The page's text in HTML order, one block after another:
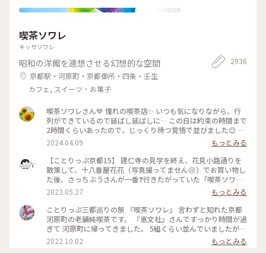
に幸せでした😊 ＊ ギャラリーでは風鈴展が🎐 陶器のブルーの
めぞの #梅園
しい 蜜がたっぷりのみたらし団子はやっぱり 美味しかったで
れます😊 店内の配置を変えられたようで✨ 奥の中庭前の席が2
人席になり 通い始めて幾数年 初めて窓際に座る事ができま
した😊 中庭がいい感じです😊🌳 ＊ うめぞのcafe＆galleryは
ちょっと甘い物が食べたいなぁーと 思う時に足が向いてしま
うお店です😊 #京都カフェ #パフェ活2024 #みたらし団子 #秋
の彩り #クラシカルな街 #私の好きな京都
喫茶ソワレ
キッサソワレ
昭和の洋館を連想させる幻想的な空間
京都駅・河原町・京都御所・四条・壬生
カフェ, スイーツ・お菓子
2936
喫茶ソワレさん💙 憧れの喫茶店✨ いつも気になりながら、行
列ができているので延ばし延ばしに… この日は約束の時間まで
2時間くらいあったので、じっくり待つ覚悟で並びました😊 待
つ間も皆さんの投稿で拝見していた青の世界を想像し、ワクワ
ク💓 結局1時間ほど待ち、店内へ。 1番奥の、部屋が見渡せる
席に着きました。 深く青く、まるで別世界に入ったようです
💙 ぶどうの透かし彫りやライトもクラシックでキレイ✨ 頼ん
だのはご存じゼリーポンチ🌈✨ キレイ～✨ 優しいランプの明か
りにかざすとキラキラします✨ ゼリーの懐かしい感じや優しい
炭酸もいい！ 中の氷がゼリーと同じサイズで、ゼリーだと思
って口に入れてびっくりしてしまいました💦 あっという間に
食べ終わってしまいました😣 まだこの雰囲気の中にいたくて
コーヒーでも頼みたい…と思いましたが、きっと外には長い行
列ができているでしょうからお店を後にしました。 またこの
特別な空間に会いに行きたいです💙 #電車旅 #喫茶ソワレ #喫
2024.04.09
もっとみる
【ことりっぷ京都15】 建仁寺の見学を終え、花見小路通りを
散策して、十八番屋花花（写真撮ってません😢）でお買い物し
た後、さっちぶうさんが一番❓行きたがっていた「喫茶ソワ
レ」さんに向かいました😊 人気のお店なので長蛇の列ができ
ていると覚悟して行ったのですが、運良く２組しか待っていま
せんでした😄 15分くらいで案内され、２階の窓側の席へ。若
いグループばっかり😱 あ、でも、男性だけで来ているグルー
プも😊 私はヨーグルトポンチ、さっちぶうさんはゼリーポン
チフロートを注文しました。 店内の雰囲気は、暗めの照明で
したが、落ち着いていて良い雰囲気でした。 美味しくいただ
2023.05.27
もっとみる
ことりっぷ三都巡りの旅 『喫茶ソワレ』 言わずと知れた京都
河原町の老舗純喫茶です。 『恵文社』さんですっかり時間が過
ぎて 河原町に帰ってきました。 5組くらい並んでいましたが、
次々と呼ばれて すんなりと入店できました。 昔ながらのお店
を守っておられ、 狭い店内ですが、運良く2階の窓辺の 小さな
2022.10.02 もっとみる